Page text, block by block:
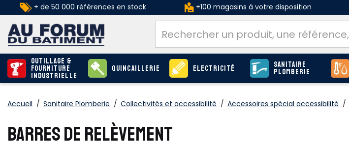
+ de 50 000 références en stock +100 magasins à votre disposition
Outillage &
Fourniture
industrielle
Quincaillerie Electricité Sanitaire
Plomberie
Accueil / Sanitaire Plomberie / Collectivités et accessibilité / Accessoires spécial accessibilité /
BARRES DE RELÈVEMENT